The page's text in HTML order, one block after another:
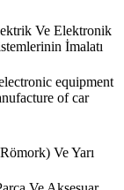
Ve Elektronik
İmalatı
equipment
of car
Ve Yarı